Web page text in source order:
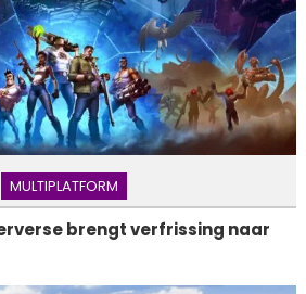
MULTIPLATFORM
brengt verfrissing naar